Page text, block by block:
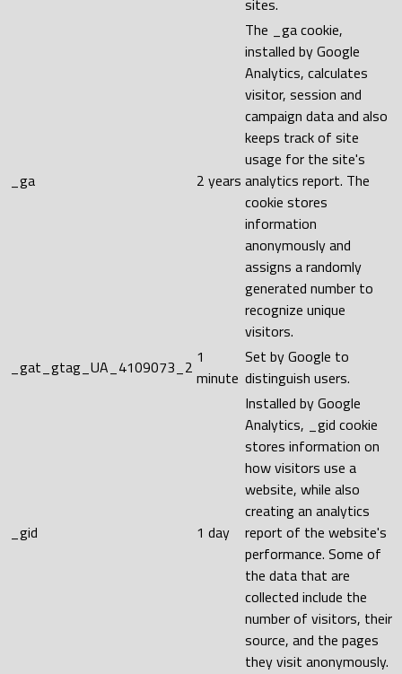
sites.
_ga 2 years
The _ga cookie,
installed by Google
Analytics, calculates
visitor, session and
campaign data and also
keeps track of site
usage for the site's
analytics report. The
cookie stores
information
anonymously and
assigns a randomly
generated number to
recognize unique
visitors.
_gat_gtag_UA_4109073_2 1
minute
Set by Google to
distinguish users.
_gid 1 day
Installed by Google
Analytics, _gid cookie
stores information on
how visitors use a
website, while also
creating an analytics
report of the website's
performance. Some of
the data that are
collected include the
number of visitors, their
source, and the pages
they visit anonymously.